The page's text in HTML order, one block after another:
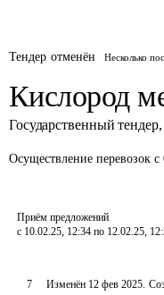
Тендер отменён Несколько
Кислород
Государственный тендер,
Осуществление перевозок с
Приём предложений
с 10.02.25, 12:34 по 12.02.25,
7 Изменён 12 фев 2025.